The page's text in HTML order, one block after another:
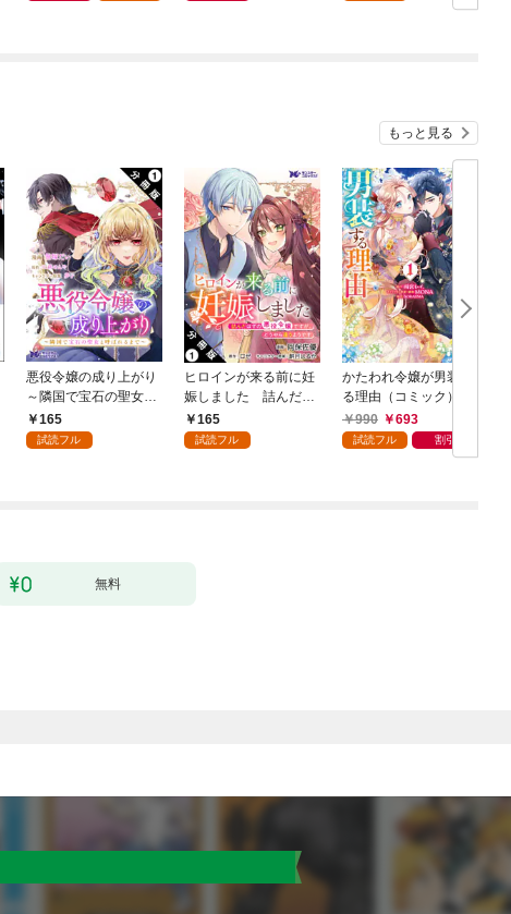
もっと見る
悪役令嬢の成り上がり
～隣国で宝石の聖女と
呼ばれるまで～（コミ
ック） 分冊版 1
165
試読フル
ヒロインが来る前に妊
娠しました 詰んだは
ずの悪役令嬢ですが、
どうやら違うようです
165
試読フル
かたわれ令嬢が男装す
る理由（コミック） 1
990
693
試読フル 割引
無料